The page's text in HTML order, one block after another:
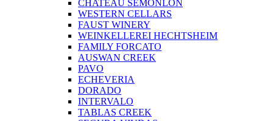
CHATEAU SEMONLON
WESTERN CELLARS
FAUST WINERY
WEINKELLEREI HECHTSHEIM
FAMILY FORCATO
AUSWAN CREEK
PAVO
ECHEVERIA
DORADO
INTERVALO
TABLAS CREEK